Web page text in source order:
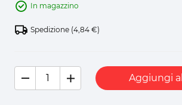
In magazzino
Spedizione (4,84 €)
Aggiungi